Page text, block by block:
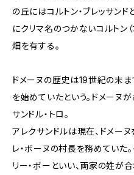
の丘にはコルトン・ブレッサンド
にクリマ名のつかないコルトン
畑を有する。
ドメーヌの歴史は19世紀の末
を始めていたという。ドメーヌ
サンドル・トロ。
アレクサンドルは現在、ドメー
レ・ボーヌの村長を務めていた
リー・ボーといい、両家の姓が